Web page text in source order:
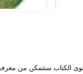
الكتاب ستتمكن من معرفة